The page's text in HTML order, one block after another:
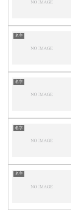
名字
名字
名字
名字